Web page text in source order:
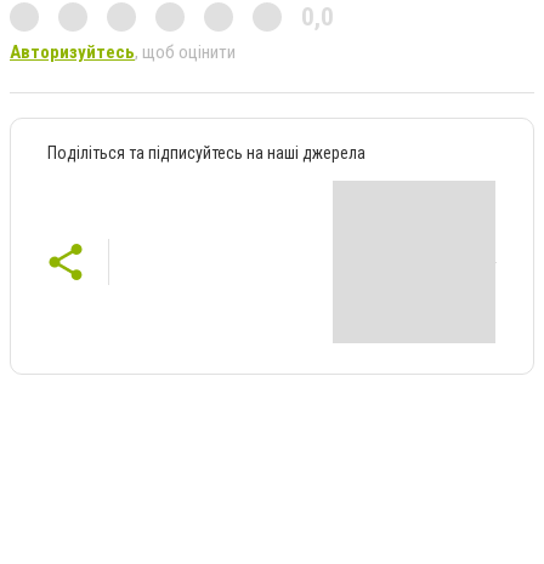
0,0
Авторизуйтесь, щоб оцінити
Поділіться та підписуйтесь на наші джерела